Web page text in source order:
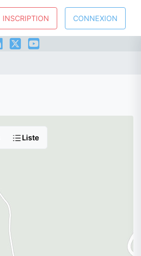
INSCRIPTION CONNEXION
Liste